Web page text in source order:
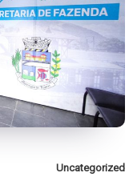
Uncategorized